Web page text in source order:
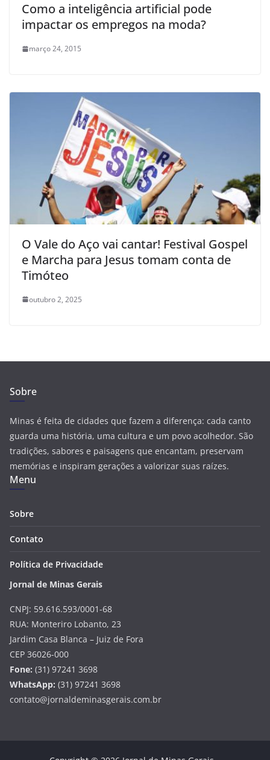
Como a inteligência artificial pode
impactar os empregos na moda?
março 24, 2015
O Vale do Aço vai cantar! Festival Gospel
e Marcha para Jesus tomam conta de
Timóteo
outubro 2, 2025
Sobre
Minas é feita de cidades que fazem a diferença: cada canto
guarda uma história, uma cultura e um povo acolhedor. São
tradições, sabores e paisagens que encantam, preservam
memórias e inspiram gerações a valorizar suas raízes.
Menu
Sobre
Contato
Política de Privacidade
Jornal de Minas Gerais
CNPJ: 59.616.593/0001-68
RUA: Monteriro Lobanto, 23
Jardim Casa Blanca – Juiz de Fora
CEP 36026-000
Fone: (31) 97241 3698
WhatsApp: (31) 97241 3698
contato@jornaldeminasgerais.com.br